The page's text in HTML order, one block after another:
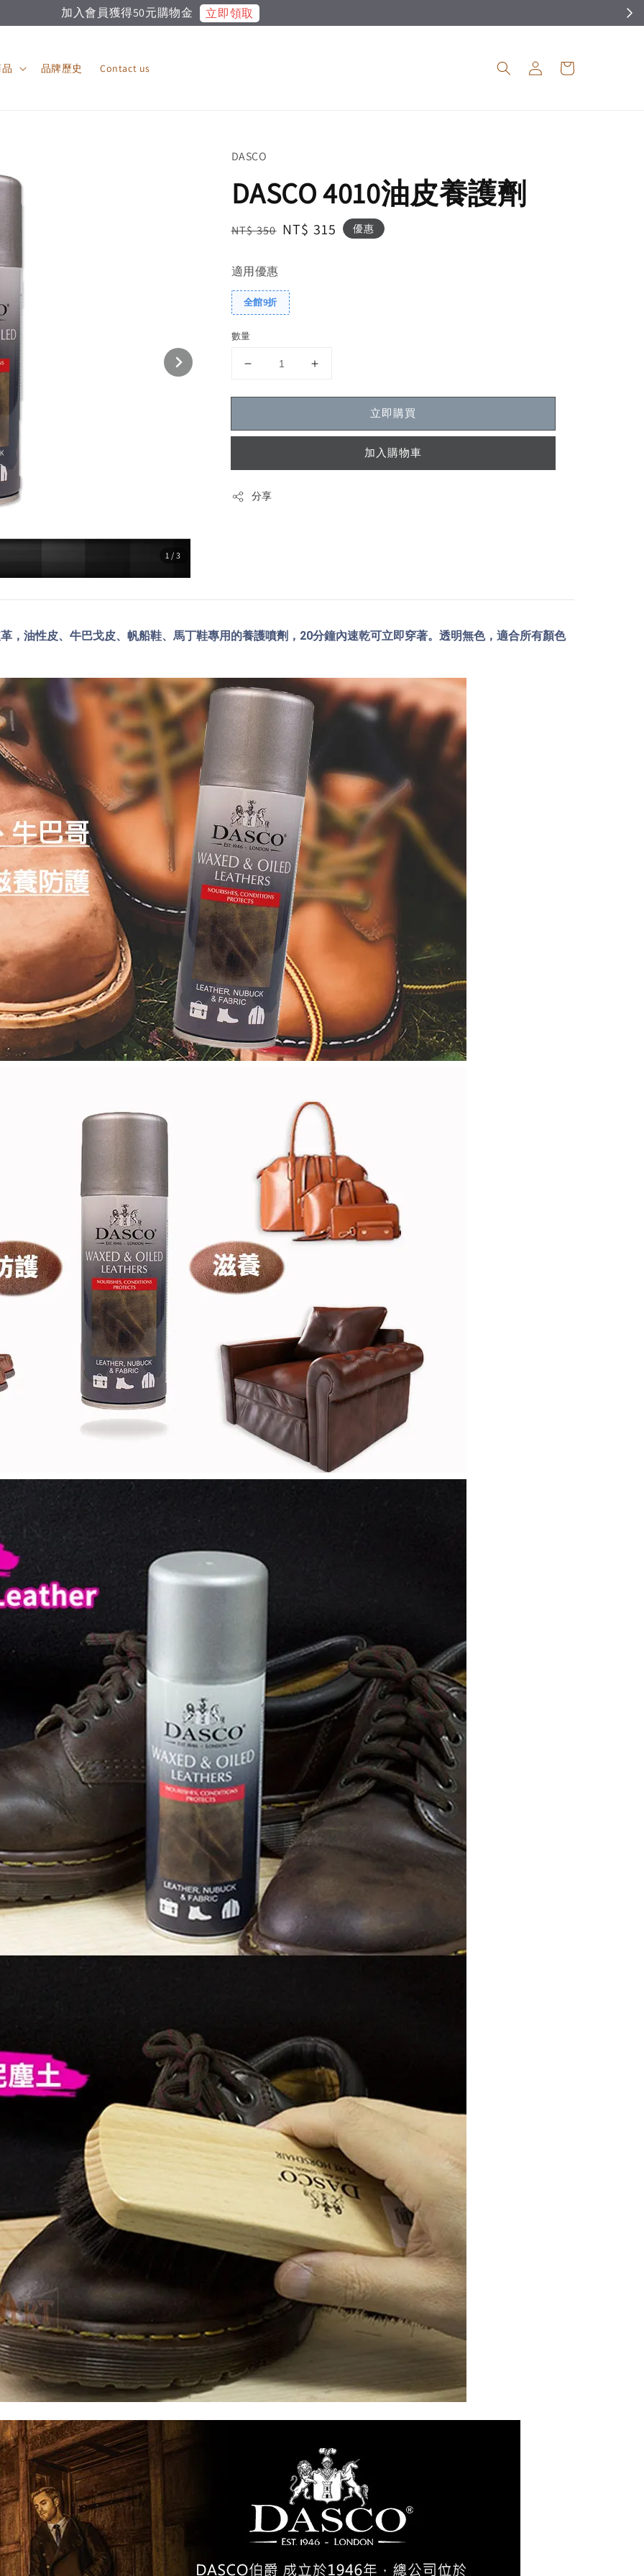
經銷商客戶下單請直接與本公司聯絡！
品牌歷史 Contact us
1 /3
DASCO
DASCO 4010油皮養護劑
Regular
NT$ 350 Sale
NT$ 315 優惠
適用優惠
全館9折
數量
立即購買
加入購物車
分享
，油性皮、牛巴戈皮、帆船鞋、馬丁鞋專用的養護噴劑，20分鐘內速乾可立即穿著。透明無色，適合所有顏色